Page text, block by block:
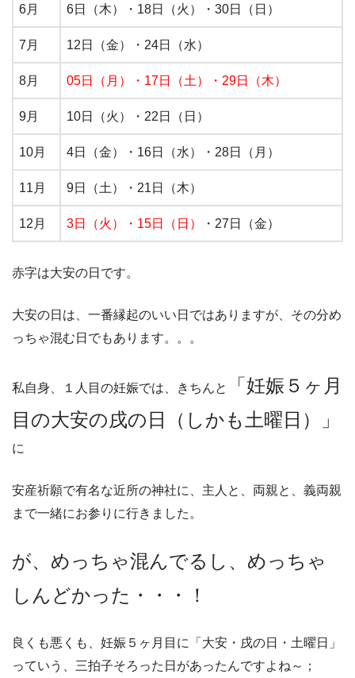
6月 6日（木）・18日（火）・30日（日）
7月 12日（金）・24日（水）
8月 05日（月） ・ 17日（土） ・ 29日（木）
9月 10日（火）・22日（日）
10月 4日（金）・16日（水）・28日（月）
11月 9日（土）・21日（木）
12月 3日（火） ・ 15日（日） ・27日（金）
赤字は大安の日です。
大安の日は、一番縁起のいい日ではありますが、その分め
っちゃ混む日でもあります。。。
私自身、１人目の妊娠では、きちんと
「妊娠５ヶ月
目の大安の戌の日（しかも土曜日）」
に
安産祈願で有名な近所の神社に、主人と、両親と、義両親
まで一緒にお参りに行きました。
が、めっちゃ混んでるし、めっちゃ
しんどかった・・・！
良くも悪くも、妊娠５ヶ月目に「大安・戌の日・土曜日」
っていう、三拍子そろった日があったんですよね～；